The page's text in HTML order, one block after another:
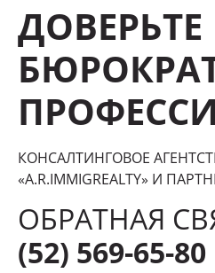
ДОВЕРЬТЕ
КОНСАЛТИНГОВОЕ
«A.R.IMMIGREALTY» И
ОБРАТНАЯ
(52) 569-65-80